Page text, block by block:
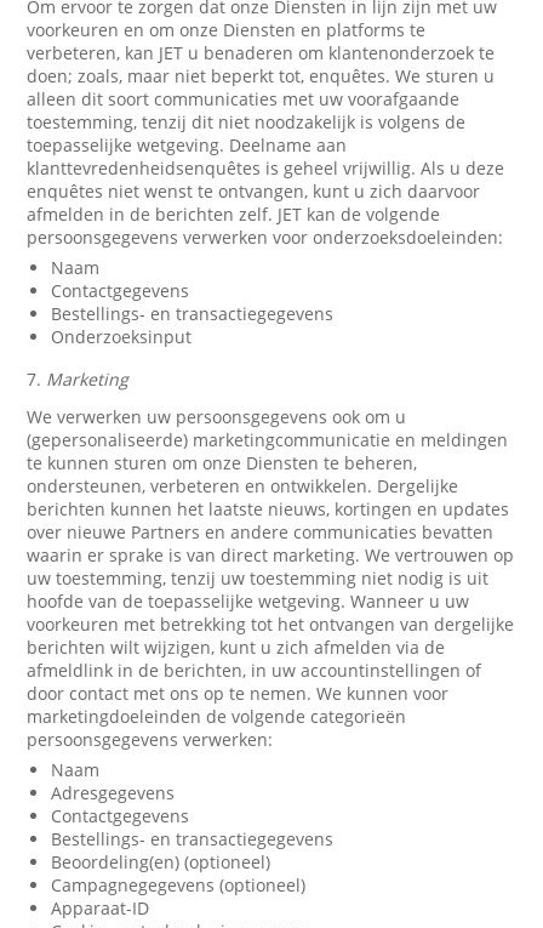
Om ervoor te zorgen dat onze Diensten in lijn zijn met uw
voorkeuren en om onze Diensten en platforms te
verbeteren, kan JET u benaderen om klantenonderzoek te
doen; zoals, maar niet beperkt tot, enquêtes. We sturen u
alleen dit soort communicaties met uw voorafgaande
toestemming, tenzij dit niet noodzakelijk is volgens de
toepasselijke wetgeving. Deelname aan
klanttevredenheidsenquêtes is geheel vrijwillig. Als u deze
enquêtes niet wenst te ontvangen, kunt u zich daarvoor
afmelden in de berichten zelf. JET kan de volgende
persoonsgegevens verwerken voor onderzoeksdoeleinden:
Naam
Contactgegevens
Bestellings- en transactiegegevens
Onderzoeksinput
7. Marketing
We verwerken uw persoonsgegevens ook om u
(gepersonaliseerde) marketingcommunicatie en meldingen
te kunnen sturen om onze Diensten te beheren,
ondersteunen, verbeteren en ontwikkelen. Dergelijke
berichten kunnen het laatste nieuws, kortingen en updates
over nieuwe Partners en andere communicaties bevatten
waarin er sprake is van direct marketing. We vertrouwen op
uw toestemming, tenzij uw toestemming niet nodig is uit
hoofde van de toepasselijke wetgeving. Wanneer u uw
voorkeuren met betrekking tot het ontvangen van dergelijke
berichten wilt wijzigen, kunt u zich afmelden via de
afmeldlink in de berichten, in uw accountinstellingen of
door contact met ons op te nemen. We kunnen voor
marketingdoeleinden de volgende categorieën
persoonsgegevens verwerken:
Naam
Adresgegevens
Contactgegevens
Bestellings- en transactiegegevens
Beoordeling(en) (optioneel)
Campagnegegevens (optioneel)
Apparaat-ID